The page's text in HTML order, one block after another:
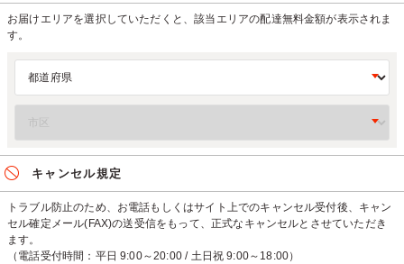
お届けエリアを選択していただくと、該当エリアの配達無料金額が表示されま
す。
キャンセル規定
トラブル防止のため、お電話もしくはサイト上でのキャンセル受付後、キャン
セル確定メール(FAX)の送受信をもって、正式なキャンセルとさせていただき
ます。
（電話受付時間：平日 9:00～20:00 / 土日祝 9:00～18:00）